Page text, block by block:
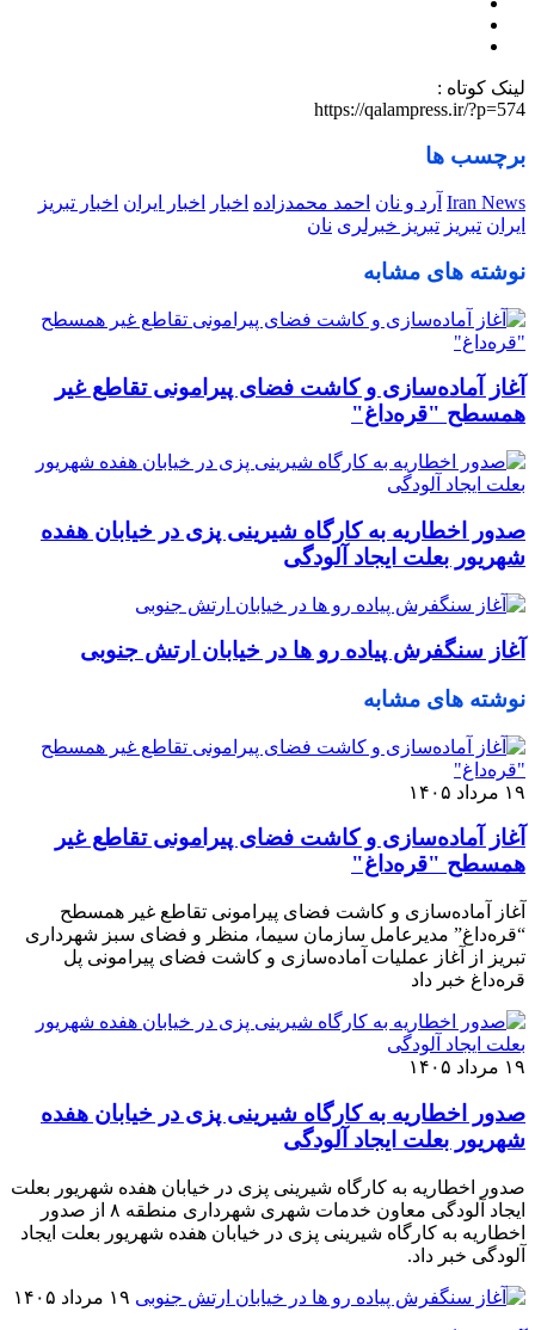
لینک کوتاه :
https://qalampress.ir/?p=574
برچسب ها
Iran News آرد و نان احمد محمدزاده اخبار اخبار ایران اخبار تبریز
ایران تبریز تبریز خبرلری نان
نوشته های مشابه
آغاز آماده‌سازی و کاشت فضای پیرامونی تقاطع غیر
همسطح "قره‌داغ"
صدور اخطاریه به کارگاه شیرینی پزی در خیابان هفده
شهریور بعلت ایجاد آلودگی
آغاز سنگفرش پیاده رو ها در خیابان ارتش جنوبی
نوشته های مشابه
۱۹ مرداد ۱۴۰۵
آغاز آماده‌سازی و کاشت فضای پیرامونی تقاطع غیر
همسطح "قره‌داغ"
آغاز آماده‌سازی و کاشت فضای پیرامونی تقاطع غیر همسطح
“قره‌داغ” مدیرعامل سازمان سیما، منظر و فضای سبز شهرداری
تبریز از آغاز عملیات آماده‌سازی و کاشت فضای پیرامونی پل
قره‌داغ خبر داد
۱۹ مرداد ۱۴۰۵
صدور اخطاریه به کارگاه شیرینی پزی در خیابان هفده
شهریور بعلت ایجاد آلودگی
صدور اخطاریه به کارگاه شیرینی پزی در خیابان هفده شهریور بعلت
ایجاد آلودگی معاون خدمات شهری شهرداری منطقه ۸ از صدور
اخطاریه به کارگاه شیرینی پزی در خیابان هفده شهریور بعلت ایجاد
آلودگی خبر داد.
۱۹ مرداد ۱۴۰۵